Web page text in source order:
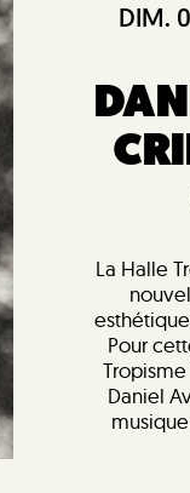
DIM.
La Halle
Pour
Daniel